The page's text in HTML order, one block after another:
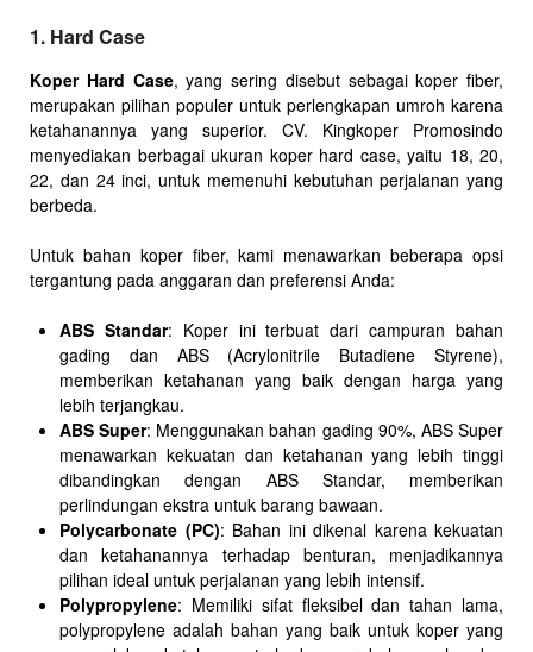
1. Hard Case
Koper Hard Case, yang sering disebut sebagai koper fiber,
merupakan pilihan populer untuk perlengkapan umroh karena
ketahanannya yang superior. CV. Kingkoper Promosindo
menyediakan berbagai ukuran koper hard case, yaitu 18, 20,
22, dan 24 inci, untuk memenuhi kebutuhan perjalanan yang
berbeda.
Untuk bahan koper fiber, kami menawarkan beberapa opsi
tergantung pada anggaran dan preferensi Anda:
ABS Standar: Koper ini terbuat dari campuran bahan
gading dan ABS (Acrylonitrile Butadiene Styrene),
memberikan ketahanan yang baik dengan harga yang
lebih terjangkau.
ABS Super: Menggunakan bahan gading 90%, ABS Super
menawarkan kekuatan dan ketahanan yang lebih tinggi
dibandingkan dengan ABS Standar, memberikan
perlindungan ekstra untuk barang bawaan.
Polycarbonate (PC): Bahan ini dikenal karena kekuatan
dan ketahanannya terhadap benturan, menjadikannya
pilihan ideal untuk perjalanan yang lebih intensif.
Polypropylene: Memiliki sifat fleksibel dan tahan lama,
polypropylene adalah bahan yang baik untuk koper yang